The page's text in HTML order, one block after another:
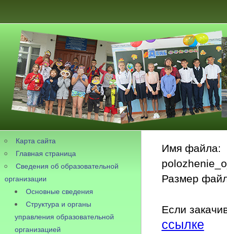
Карта сайта
Главная страница
Сведения об образовательной
организации
Основные сведения
Структура и органы
управления образовательной
организацией
Имя файла:
Размер
Если
ссылке